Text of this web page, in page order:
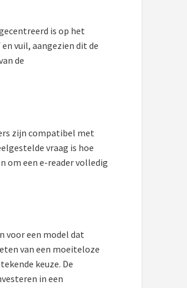
is op het
vuil, aangezien dit de
de
zijn compatibel met
vraag is hoe
om een e-reader volledig
voor een model dat
van een moeiteloze
keuze. De
in een